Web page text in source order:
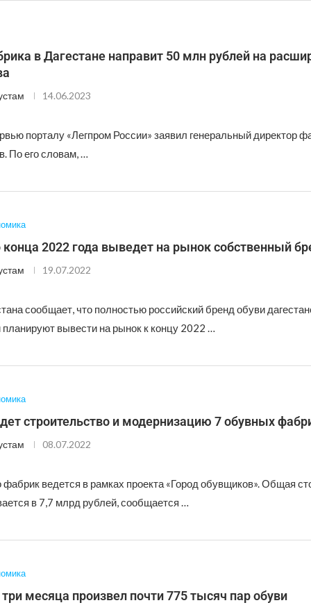
в Дагестане направит 50 млн рублей на
14.06.2023
порталу «Легпром России» заявил генеральный директор
По его словам, …
конца 2022 года выведет на рынок собственный
19.07.2022
сообщает, что полностью российский бренд обуви
планируют вывести на рынок к концу 2022 …
строительство и модернизацию 7 обувных
08.07.2022
фабрик ведется в рамках проекта «Город обувщиков». Общая
в 7,7 млрд рублей, сообщается …
месяца произвел почти 775 тысяч пар обуви